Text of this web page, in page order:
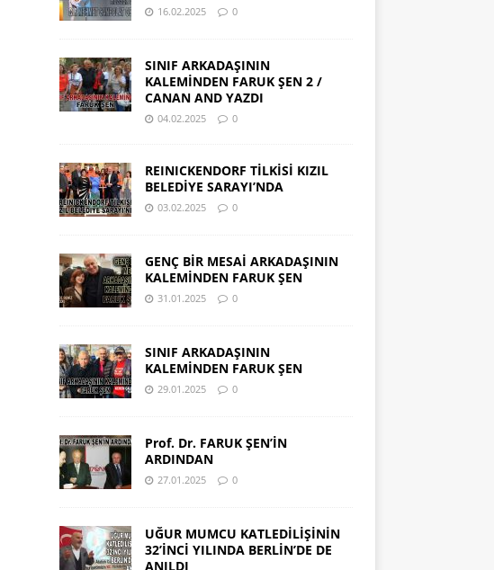
16.02.2025 0
SINIF ARKADAŞININ
KALEMİNDEN FARUK ŞEN 2 /
CANAN AND YAZDI
04.02.2025 0
REINICKENDORF TİLKİSİ KIZIL
BELEDİYE SARAYI’NDA
03.02.2025 0
GENÇ BİR MESAİ ARKADAŞININ
KALEMİNDEN FARUK ŞEN
31.01.2025 0
SINIF ARKADAŞININ
KALEMİNDEN FARUK ŞEN
29.01.2025 0
Prof. Dr. FARUK ŞEN’İN
ARDINDAN
27.01.2025 0
UĞUR MUMCU KATLEDİLİŞİNİN
32’İNCİ YILINDA BERLİN’DE DE
ANILDI